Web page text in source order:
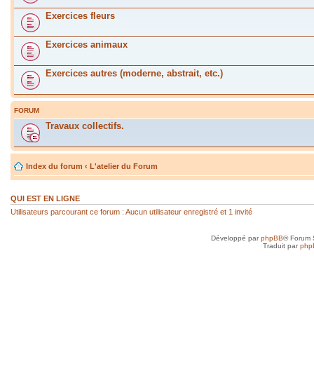
Exercices fleurs
Exercices animaux
Exercices autres (moderne, abstrait, etc.)
FORUM
Travaux collectifs.
Index du forum ‹ L'atelier du Forum
QUI EST EN LIGNE
Utilisateurs parcourant ce forum : Aucun utilisateur enregistré et 1 invité
Développé parphpBB® Forum
Traduit par